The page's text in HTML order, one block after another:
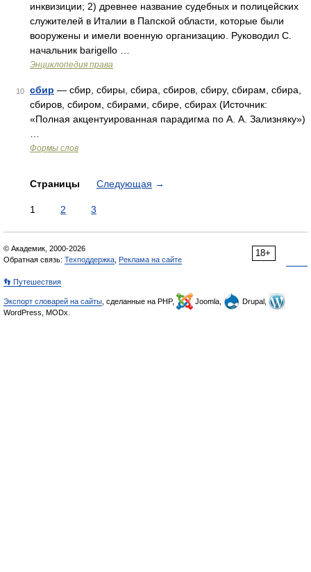
инквизиции; 2) древнее название судебных и полицейских
служителей в Италии в Папской области, которые были
вооружены и имели военную организацию. Руководил С.
начальник barigello …
Энциклопедия права
10 сбир — сбир, сбиры, сбира, сбиров, сбиру, сбирам, сбира,
сбиров, сбиром, сбирами, сбире, сбирах (Источник:
«Полная акцентуированная парадигма по А. А. Зализняку»)
Формы слов
Страницы Следующая →
1 2 3
18+
© Академик, 2000-2026
Обратная связь: Техподдержка Реклама на сайте
👣 Путешествия
Экспорт словарей на сайты , сделанные на PHP, Joomla,
Drupal,
WordPress, MODx.